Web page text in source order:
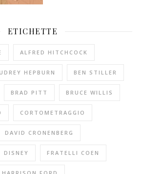
ETICHETTE
ALFRED HITCHCOCK
HEPBURN BEN STILLER
BRAD PITT BRUCE WILLIS
CORTOMETRAGGIO
DAVID CRONENBERG
DISNEY FRATELLI COEN